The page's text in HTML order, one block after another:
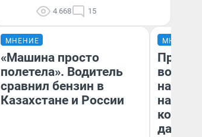
4 668 15
МНЕНИЕ
«Машина просто
полетела». Водитель
сравнил бензин в
Казахстане и России
МНЕНИЕ
нам
даже